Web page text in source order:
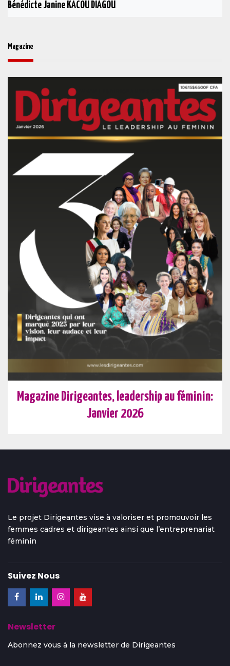
Bénédicte Janine KACOU DIAGOU
Magazine
Magazine Dirigeantes, leadership au féminin:
Janvier 2026
Le projet Dirigeantes vise à valoriser et promouvoir les
femmes cadres et dirigeantes ainsi que l’entreprenariat
féminin
Suivez Nous
Newsletter
Abonnez vous à la newsletter de Dirigeantes